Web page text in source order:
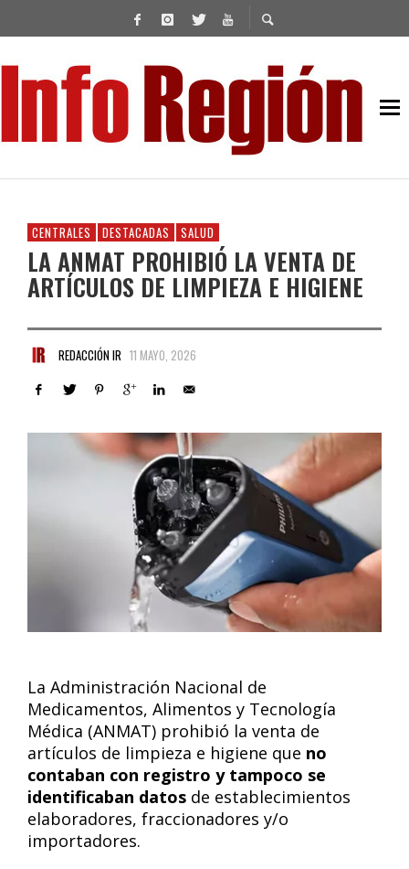
CENTRALES DESTACADAS SALUD
LA ANMAT PROHIBIÓ LA VENTA DE
ARTÍCULOS DE LIMPIEZA E HIGIENE
REDACCIÓN IR 11 MAYO, 2026
La Administración Nacional de
Medicamentos, Alimentos y Tecnología
Médica (ANMAT) prohibió la venta de
artículos de limpieza e higiene que no
contaban con registro y tampoco se
identificaban datos de establecimientos
elaboradores, fraccionadores y/o
importadores.